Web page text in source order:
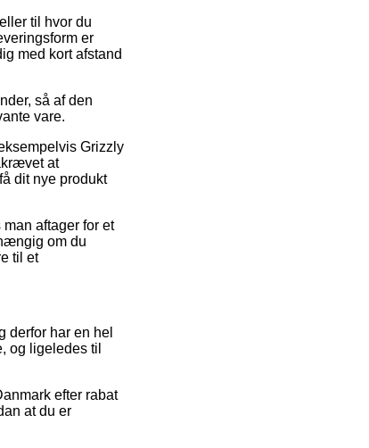
til hvor du
er
med kort afstand
så af den
vare.
Grizzly
at
dit nye produkt
aftager for et
om du
til et
derfor har en hel
og ligeledes til
efter rabat
at du er